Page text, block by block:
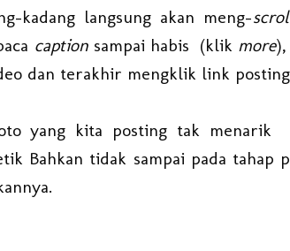
kadang langsung akan meng-
captionsampai habis (klik more
dan terakhir mengklik link
yang kita posting tak menarik
Bahkan tidak sampai pada tahap